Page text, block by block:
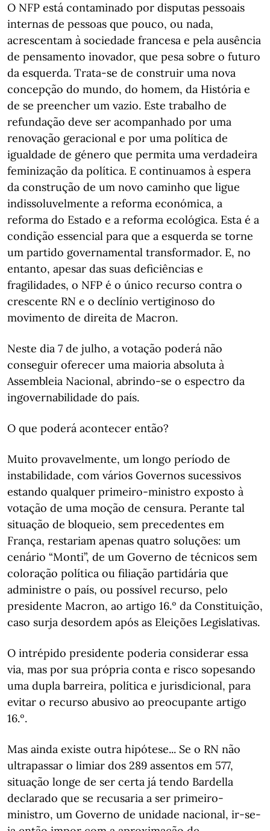
O NFP está contaminado por disputas pessoais
internas de pessoas que pouco, ou nada,
acrescentam à sociedade francesa e pela ausência
de pensamento inovador, que pesa sobre o futuro
da esquerda. Trata-se de construir uma nova
concepção do mundo, do homem, da História e
de se preencher um vazio. Este trabalho de
refundação deve ser acompanhado por uma
renovação geracional e por uma política de
igualdade de género que permita uma verdadeira
feminização da política. E continuamos à espera
da construção de um novo caminho que ligue
indissoluvelmente a reforma económica, a
reforma do Estado e a reforma ecológica. Esta é a
condição essencial para que a esquerda se torne
um partido governamental transformador. E, no
entanto, apesar das suas deficiências e
fragilidades, o NFP é o único recurso contra o
crescente RN e o declínio vertiginoso do
movimento de direita de Macron.
Neste dia 7 de julho, a votação poderá não
conseguir oferecer uma maioria absoluta à
Assembleia Nacional, abrindo-se o espectro da
ingovernabilidade do país.
O que poderá acontecer então?
Muito provavelmente, um longo período de
instabilidade, com vários Governos sucessivos
estando qualquer primeiro-ministro exposto à
votação de uma moção de censura. Perante tal
situação de bloqueio, sem precedentes em
França, restariam apenas quatro soluções: um
cenário “Monti”, de um Governo de técnicos sem
coloração política ou filiação partidária que
administre o país, ou possível recurso, pelo
presidente Macron, ao artigo 16.º da Constituição,
caso surja desordem após as Eleições Legislativas.
O intrépido presidente poderia considerar essa
via, mas por sua própria conta e risco sopesando
uma dupla barreira, política e jurisdicional, para
evitar o recurso abusivo ao preocupante artigo
16.º.
Mas ainda existe outra hipótese... Se o RN não
ultrapassar o limiar dos 289 assentos em 577,
situação longe de ser certa já tendo Bardella
declarado que se recusaria a ser primeiro-
ministro, um Governo de unidade nacional, ir-se-